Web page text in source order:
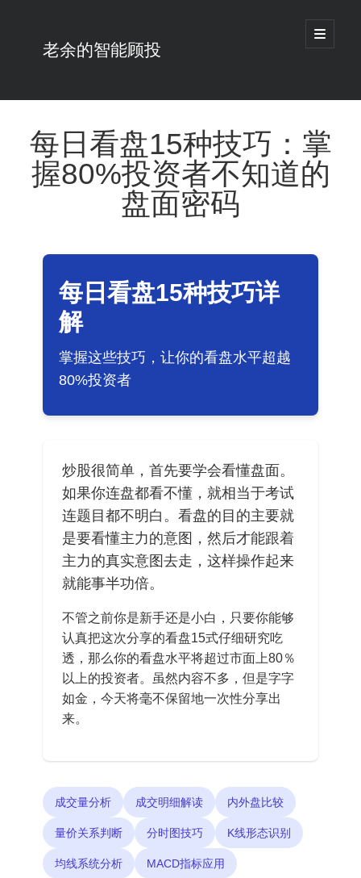
老余的智能顾投
open
primary
最新发表 ：
老余看市：假曙光、核电弹药上膛、AI分化
你的回测曲线越漂亮，我越替你担心：因为历史顺序，正在“倒着”给你
大多数突破交易倒在“收缩阶段”，而这个EA等的是“扩张确认”（附完整
为什么说每年6月底是罗素2000最干净的套利窗口？
我拿Reddit上高赞的趋势策略，认真跑了一遍回测（附代码）
老余看市：长鑫4万亿，A股却蒸发12.4万亿
普通人的5个常见投资错误，可能让你多干12年才能退休
Contact：
每日看盘15种技巧：掌
握80%投资者不知道的
盘面密码
每日看盘15种技巧详
解
掌握这些技巧，让你的看盘水平超越
80%投资者
炒股很简单，首先要学会看懂盘面。
如果你连盘都看不懂，就相当于考试
连题目都不明白。看盘的目的主要就
是要看懂主力的意图，然后才能跟着
主力的真实意图去走，这样操作起来
就能事半功倍。
不管之前你是新手还是小白，只要你能够
认真把这次分享的看盘15式仔细研究吃
透，那么你的看盘水平将超过市面上80％
以上的投资者。虽然内容不多，但是字字
如金，今天将毫不保留地一次性分享出
来。
成交量分析 成交明细解读 内外盘比较
量价关系判断 分时图技巧 K线形态识别
均线系统分析 MACD指标应用